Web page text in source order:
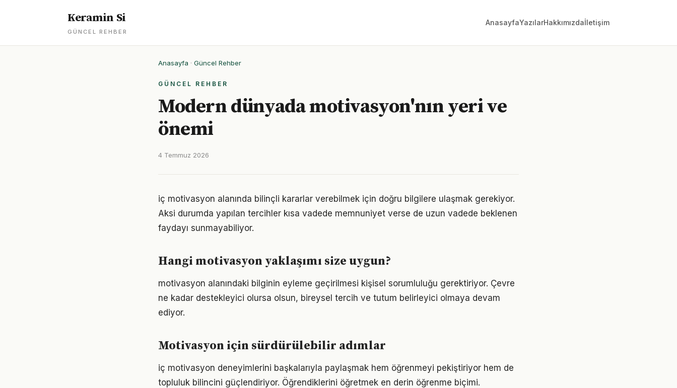
Keramin Si
GÜNCEL REHBER
AnasayfaYazılarHakkımızdaİletişim
Anasayfa · Güncel Rehber
GÜNCEL REHBER
Modern dünyada motivasyon'nın yeri ve
önemi
4 Temmuz 2026
iç motivasyon alanında bilinçli kararlar verebilmek için doğru bilgilere ulaşmak gerekiyor.
Aksi durumda yapılan tercihler kısa vadede memnuniyet verse de uzun vadede beklenen
faydayı sunmayabiliyor.
Hangi motivasyon yaklaşımı size uygun?
motivasyon alanındaki bilginin eyleme geçirilmesi kişisel sorumluluğu gerektiriyor. Çevre
ne kadar destekleyici olursa olsun, bireysel tercih ve tutum belirleyici olmaya devam
ediyor.
Motivasyon için sürdürülebilir adımlar
iç motivasyon deneyimlerini başkalarıyla paylaşmak hem öğrenmeyi pekiştiriyor hem de
topluluk bilincini güçlendiriyor. Öğrendiklerini öğretmek en derin öğrenme biçimi.